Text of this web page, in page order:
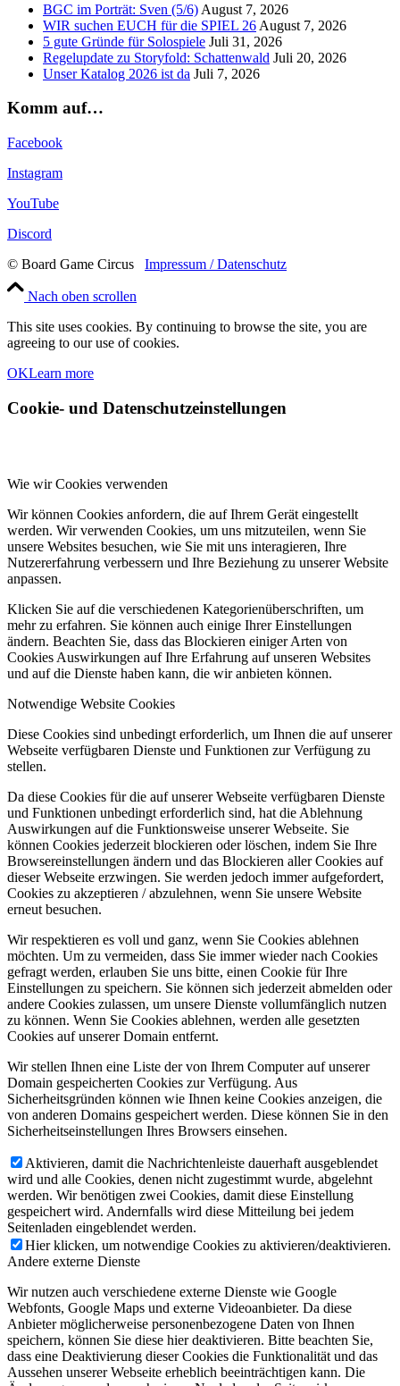
BGC im Porträt: Sven (5/6) August 7, 2026
WIR suchen EUCH für die SPIEL 26 August 7, 2026
5 gute Gründe für Solospiele Juli 31, 2026
Regelupdate zu Storyfold: Schattenwald Juli 20, 2026
Unser Katalog 2026 ist da Juli 7, 2026
Komm auf…
Facebook
Instagram
YouTube
Discord
© Board Game Circus Impressum / Datenschutz
Nach oben scrollen
This site uses cookies. By continuing to browse the site, you are
agreeing to our use of cookies.
OKLearn more
Cookie- und Datenschutzeinstellungen
Wie wir Cookies verwenden
Wir können Cookies anfordern, die auf Ihrem Gerät eingestellt
werden. Wir verwenden Cookies, um uns mitzuteilen, wenn Sie
unsere Websites besuchen, wie Sie mit uns interagieren, Ihre
Nutzererfahrung verbessern und Ihre Beziehung zu unserer Website
anpassen.
Klicken Sie auf die verschiedenen Kategorienüberschriften, um
mehr zu erfahren. Sie können auch einige Ihrer Einstellungen
ändern. Beachten Sie, dass das Blockieren einiger Arten von
Cookies Auswirkungen auf Ihre Erfahrung auf unseren Websites
und auf die Dienste haben kann, die wir anbieten können.
Notwendige Website Cookies
Diese Cookies sind unbedingt erforderlich, um Ihnen die auf unserer
Webseite verfügbaren Dienste und Funktionen zur Verfügung zu
stellen.
Da diese Cookies für die auf unserer Webseite verfügbaren Dienste
und Funktionen unbedingt erforderlich sind, hat die Ablehnung
Auswirkungen auf die Funktionsweise unserer Webseite. Sie
können Cookies jederzeit blockieren oder löschen, indem Sie Ihre
Browsereinstellungen ändern und das Blockieren aller Cookies auf
dieser Webseite erzwingen. Sie werden jedoch immer aufgefordert,
Cookies zu akzeptieren / abzulehnen, wenn Sie unsere Website
erneut besuchen.
Wir respektieren es voll und ganz, wenn Sie Cookies ablehnen
möchten. Um zu vermeiden, dass Sie immer wieder nach Cookies
gefragt werden, erlauben Sie uns bitte, einen Cookie für Ihre
Einstellungen zu speichern. Sie können sich jederzeit abmelden oder
andere Cookies zulassen, um unsere Dienste vollumfänglich nutzen
zu können. Wenn Sie Cookies ablehnen, werden alle gesetzten
Cookies auf unserer Domain entfernt.
Wir stellen Ihnen eine Liste der von Ihrem Computer auf unserer
Domain gespeicherten Cookies zur Verfügung. Aus
Sicherheitsgründen können wie Ihnen keine Cookies anzeigen, die
von anderen Domains gespeichert werden. Diese können Sie in den
Sicherheitseinstellungen Ihres Browsers einsehen.
Aktivieren, damit die Nachrichtenleiste dauerhaft ausgeblendet
wird und alle Cookies, denen nicht zugestimmt wurde, abgelehnt
werden. Wir benötigen zwei Cookies, damit diese Einstellung
gespeichert wird. Andernfalls wird diese Mitteilung bei jedem
Seitenladen eingeblendet werden.
Hier klicken, um notwendige Cookies zu aktivieren/deaktivieren.
Andere externe Dienste
Wir nutzen auch verschiedene externe Dienste wie Google
Webfonts, Google Maps und externe Videoanbieter. Da diese
Anbieter möglicherweise personenbezogene Daten von Ihnen
speichern, können Sie diese hier deaktivieren. Bitte beachten Sie,
dass eine Deaktivierung dieser Cookies die Funktionalität und das
Aussehen unserer Webseite erheblich beeinträchtigen kann. Die